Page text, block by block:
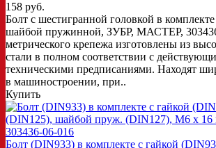
158 руб.
Болт с шестигранной головкой в
шайбой пружинной, ЗУБР, МАСТЕР,
метрического крепежа изготовлены из
стали в полном соответствии с
техническими предписаниями. Находят
в машиностроении, при..
Купить
Болт (DIN933) в комплекте с гайкой